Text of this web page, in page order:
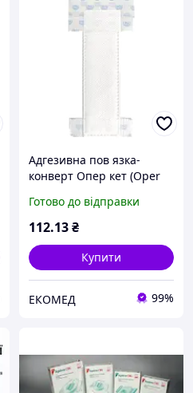
Адгезивна пов язка-
конверт Опер кет (Oper
катетерів, 8x7,5 см, 1шт.
Готово до відправки
112.13₴
Купити
ЕКОМЕД 99%